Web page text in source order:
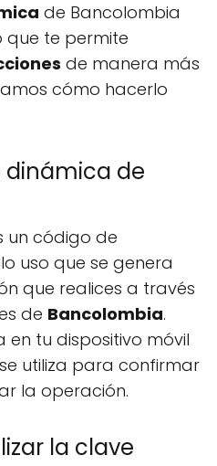
de Bancolombia
que te permite
de manera más
cómo hacerlo
dinámica de
un código de
uso que se genera
que realices a través
de Bancolombia.
en tu dispositivo móvil
utiliza para confirmar
la operación.
la clave